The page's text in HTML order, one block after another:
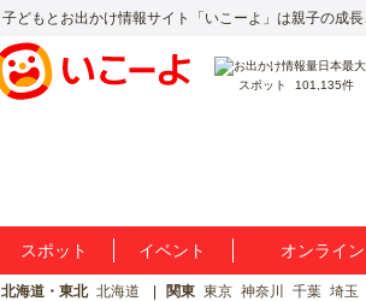
子どもとお出かけ情報サイト「いこーよ」は親子の成
スポット 101,135件
スポット イベント オンライ
北海道・東北 北海道 関東 東京 神奈川 千葉 埼玉